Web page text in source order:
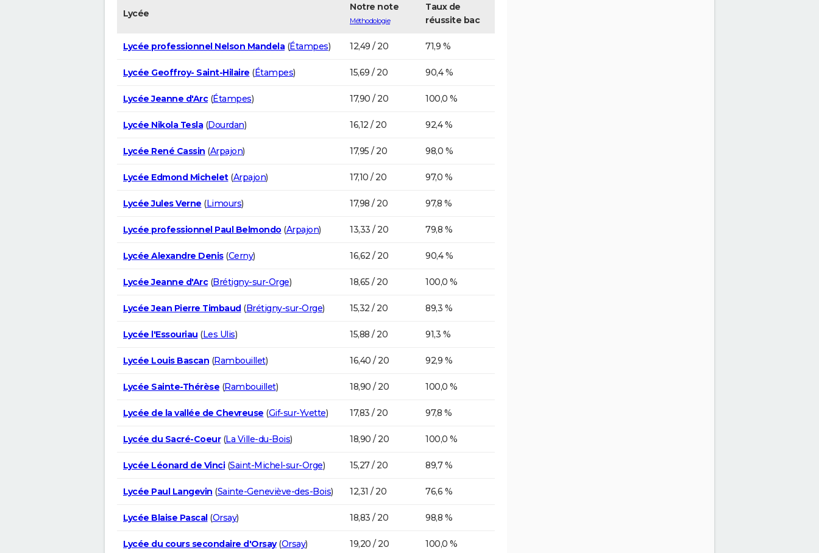
Lycée
Notre note
Méthodologie
Taux de
réussite bac
Lycée professionnel Nelson Mandela(Étampes) 12,49 / 20 71,9 %
Lycée Geoffroy- Saint-Hilaire (Étampes) 15,69 / 20 90,4 %
Lycée Jeanne d'Arc(Étampes) 17,90 / 20 100,0 %
Lycée Nikola Tesla(Dourdan) 16,12 / 20 92,4 %
Lycée René Cassin (Arpajon) 17,95 / 20 98,0 %
Lycée Edmond Michelet(Arpajon) 17,10 / 20 97,0 %
Lycée Jules Verne (Limours) 17,98 / 20 97,8 %
Lycée professionnel Paul Belmondo (Arpajon) 13,33 / 20 79,8 %
Lycée Alexandre Denis(Cerny) 16,62 / 20 90,4 %
Lycée Jeanne d'Arc(Brétigny-sur-Orge) 18,65 / 20 100,0 %
Lycée Jean Pierre Timbaud(Brétigny-sur-Orge) 15,32 / 20 89,3 %
Lycée l'Essouriau (Les Ulis) 15,88 / 20 91,3 %
Lycée Louis Bascan (Rambouillet) 16,40 / 20 92,9 %
Lycée Sainte-Thérèse (Rambouillet) 18,90 / 20 100,0 %
Lycée de la vallée de Chevreuse (Gif-sur-Yvette) 17,83 / 20 97,8 %
Lycée du Sacré-Coeur(La Ville-du-Bois) 18,90 / 20 100,0 %
Lycée Léonard de Vinci(Saint-Michel-sur-Orge) 15,27 / 20 89,7 %
Lycée Paul Langevin (Sainte-Geneviève-des-Bois) 12,31 / 20 76,6 %
Lycée Blaise Pascal(Orsay) 18,83 / 20 98,8 %
Lycée du cours secondaire d'Orsay(Orsay) 19,20 / 20 100,0 %